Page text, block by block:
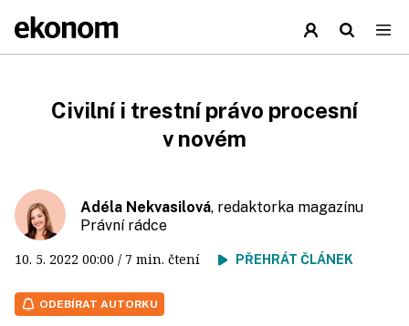
Civilní i trestní právo procesní
v novém
Adéla Nekvasilová, redaktorka magazínu
Právní rádce
10. 5. 2022 00:00 / 7 min. čtení PŘEHRÁT ČLÁNEK
ODEBÍRAT AUTORKU